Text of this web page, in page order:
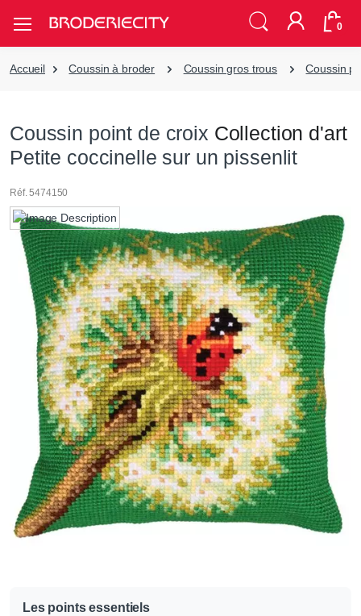
0
Accueil Coussin à broder Coussin gros trous Coussin
Coussin point de croix Collection d'art
Petite coccinelle sur un pissenlit
Réf. 5474150
Les points essentiels